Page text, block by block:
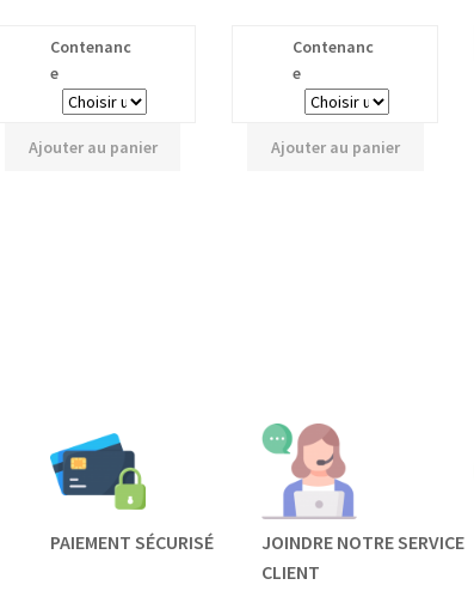
Contenanc
e
Ajouter au panier
Contenanc
e
Ajouter au panier
PAIEMENT SÉCURISÉ
JOINDRE NOTRE SERVICE
CLIENT